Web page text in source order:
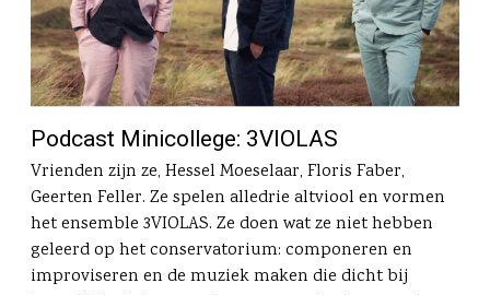
Podcast Minicollege: 3VIOLAS
Vrienden zijn ze, Hessel Moeselaar, Floris Faber,
Geerten Feller. Ze spelen alledrie altviool en vormen
het ensemble 3VIOLAS. Ze doen wat ze niet hebben
geleerd op het conservatorium: componeren en
improviseren en de muziek maken die dicht bij